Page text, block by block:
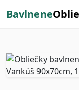
Bavlnene